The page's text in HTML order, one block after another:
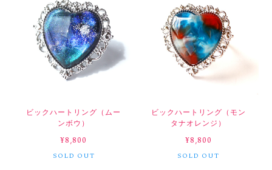
ビックハートリング（ムー
ンボウ）
¥8,800
SOLD OUT
ビックハートリング（モン
タナオレンジ）
¥8,800
SOLD OUT